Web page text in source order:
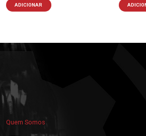
ADICIONAR
Quem Somos